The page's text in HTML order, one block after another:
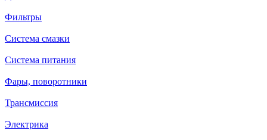
Фильтры
Система смазки
Система питания
Фары, поворотники
Трансмиссия
Электрика